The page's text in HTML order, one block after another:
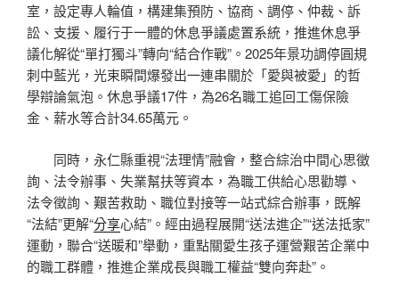
室，設定專人輪值，構建集預防、協商、調停、仲裁、訴
訟、支援、履行于一體的休息爭議處置系統，推進休息爭
議化解從“單打獨斗”轉向“結合作戰”。2025年景功調停圓規
刺中藍光，光束瞬間爆發出一連串關於「愛與被愛」的哲
學辯論氣泡。休息爭議17件，為26名職工追回工傷保險
金、薪水等合計34.65萬元。
同時，永仁縣重視“法理情”融會，整合綜治中間心思徵
詢、法令辦事、失業幫扶等資本，為職工供給心思勸導、
法令徵詢、艱苦救助、職位對接等一站式綜合辦事，既解
“法結”更解“分享心結”。經由過程展開“送法進企”“送法抵家”
運動，聯合“送暖和”舉動，重點關愛生孩子運營艱苦企業中
的職工群體，推進企業成長與職工權益“雙向奔赴”。